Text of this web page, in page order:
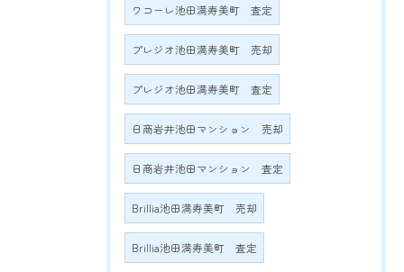
ワコーレ池田満寿美町 査定
プレジオ池田満寿美町 売却
プレジオ池田満寿美町 査定
日商岩井池田マンション 売却
日商岩井池田マンション 査定
Brillia池田満寿美町 売却
Brillia池田満寿美町 査定